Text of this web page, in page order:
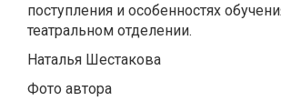
поступления и особенностях
театральном отделении.
Наталья Шестакова
Фото автора